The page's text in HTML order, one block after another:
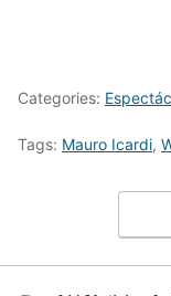
Categories:
Tags: Mauro Icardi,